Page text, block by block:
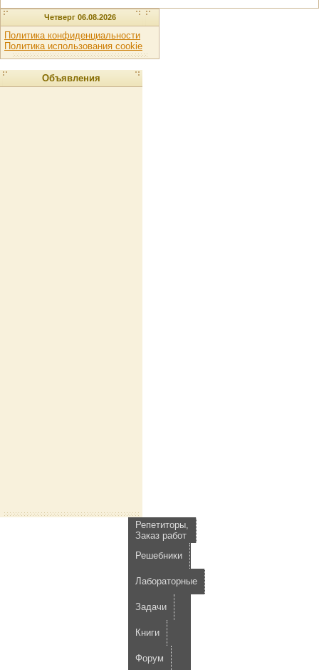
Четверг 06.08.2026
Политика конфиденциальности
Политика использования cookie
Объявления
Репетиторы,
Заказ работ
Решебники
Лабораторные
Задачи
Книги
Форум